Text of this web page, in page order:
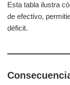
Esta tabla ilustra
de efectivo,
déficit.